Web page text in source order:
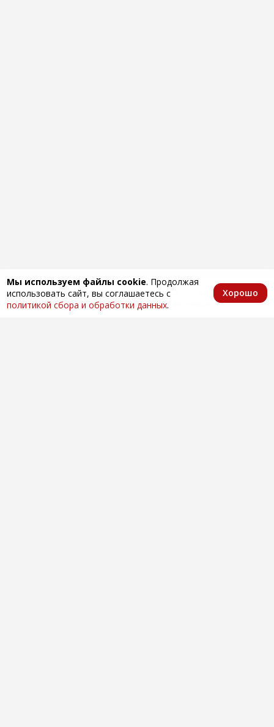
Мы используем файлы cookie. Продолжая
использовать сайт, вы соглашаетесь с
политикой сбора и обработки данных.
Хорошо
Главная КаталогИзбранноеКорзина Аккаунт